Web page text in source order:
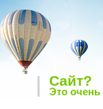
Сайт?
Это очень